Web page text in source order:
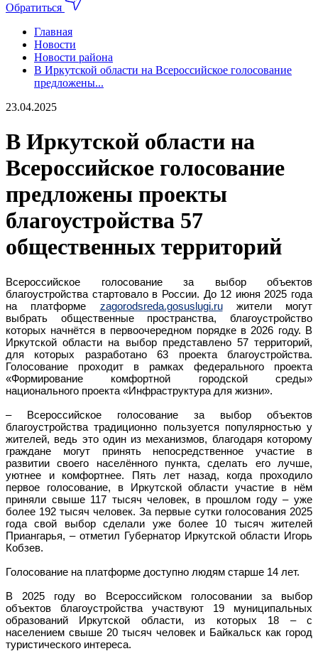
Обратиться
Главная
Новости
Новости района
В Иркутской области на Всероссийское голосование
предложены...
23.04.2025
В Иркутской области на
Всероссийское голосование
предложены проекты
благоустройства 57
общественных территорий
Всероссийское голосование за выбор объектов
благоустройства стартовало в России. До 12 июня 2025 года
на платформе zagorodsreda.gosuslugi.ruжители могут
выбрать общественные пространства, благоустройство
которых начнётся в первоочередном порядке в 2026 году. В
Иркутской области на выбор представлено 57 территорий,
для которых разработано 63 проекта благоустройства.
Голосование проходит в рамках федерального проекта
«Формирование комфортной городской среды»
национального проекта «Инфраструктура для жизни».
– Всероссийское голосование за выбор объектов
благоустройства традиционно пользуется популярностью у
жителей, ведь это один из механизмов, благодаря которому
граждане могут принять непосредственное участие в
развитии своего населённого пункта, сделать его лучше,
уютнее и комфортнее. Пять лет назад, когда проходило
первое голосование, в Иркутской области участие в нём
приняли свыше 117 тысяч человек, в прошлом году – уже
более 192 тысяч человек. За первые сутки голосования 2025
года свой выбор сделали уже более 10 тысяч жителей
Приангарья, – отметил Губернатор Иркутской области Игорь
Кобзев.
Голосование на платформе доступно людям старше 14 лет.
В 2025 году во Всероссийском голосовании за выбор
объектов благоустройства участвуют 19 муниципальных
образований Иркутской области, из которых 18 – с
населением свыше 20 тысяч человек и Байкальск как город
туристического интереса.